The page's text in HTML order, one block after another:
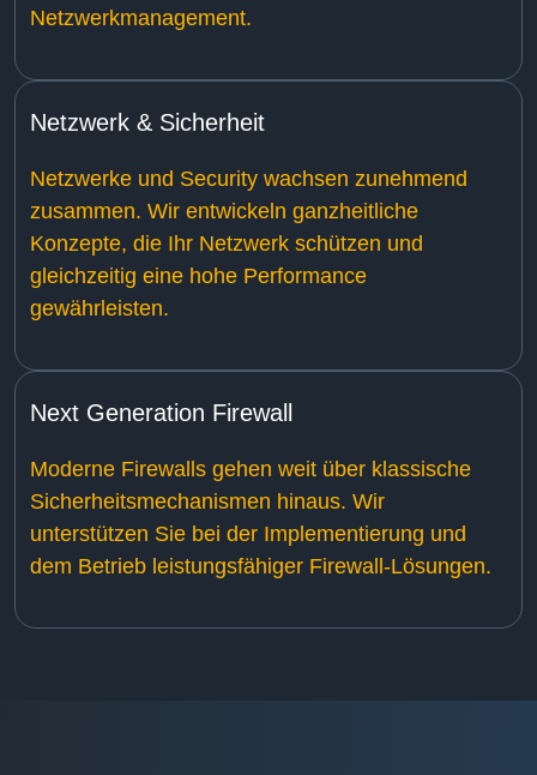
Netzwerkmanagement.
Netzwerk & Sicherheit
Netzwerke und Security wachsen zunehmend
zusammen. Wir entwickeln ganzheitliche
Konzepte, die Ihr Netzwerk schützen und
gleichzeitig eine hohe Performance
gewährleisten.
Next Generation Firewall
Moderne Firewalls gehen weit über klassische
Sicherheitsmechanismen hinaus. Wir
unterstützen Sie bei der Implementierung und
dem Betrieb leistungsfähiger Firewall-Lösungen.